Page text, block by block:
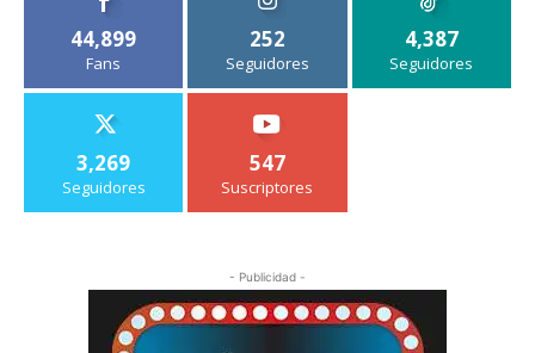
44,899
Fans
252
Seguidores
4,387
Seguidores
3,269
Seguidores
547
Suscriptores
- Publicidad -